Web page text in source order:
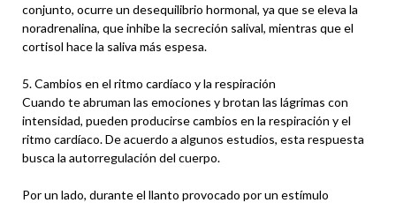
conjunto, ocurre un desequilibrio hormonal, ya que se eleva la
noradrenalina, que inhibe la secreción salival, mientras que el
cortisol hace la saliva más espesa.
5. Cambios en el ritmo cardíaco y la respiración
Cuando te abruman las emociones y brotan las lágrimas con
intensidad, pueden producirse cambios en la respiración y el
ritmo cardíaco. De acuerdo a algunos estudios, esta respuesta
busca la autorregulación del cuerpo.
Por un lado, durante el llanto provocado por un estímulo